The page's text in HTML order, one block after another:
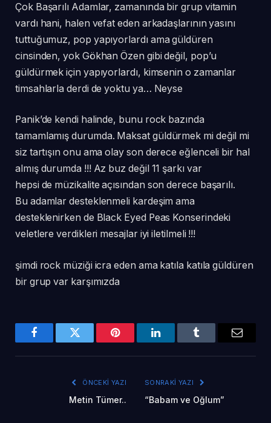
Çok Başarılı Adamlar, zamanında bir grup vitamin
vardı hani, halen vefat eden arkadaşlarının yasını
tuttuğumuz, pop yapıyorlardı ama güldüren
cinsinden, yok Gökhan Özen gibi değil, pop’u
güldürmek için yapıyorlardı, kimsenin o zamanlar
timsahlarla derdi de yoktu ya… Neyse
Panik’de kendi halinde, bunu rock bazında
tamamlamış durumda. Maksat güldürmek mi değil mi
siz tartışın onu ama olay son derece eğlenceli bir hal
almış durumda !!! Az buz değil 11 şarkı var
hepsi de müzikalite açısından son derece başarılı.
Bu adamlar desteklenmeli kardeşim ama
desteklenirken de Black Eyed Peas Konserindeki
veletlere verdikleri mesajlar iyi iletilmeli !!!
şimdi rock müziği icra eden ama katıla katıla güldüren
bir grup var karşımızda
FacebookTwitter Pinterest LinkedInTumblr Email
ÖNCEKI YAZI
Metin Tümer..
SONRAKI YAZI
“Babam ve Oğlum”